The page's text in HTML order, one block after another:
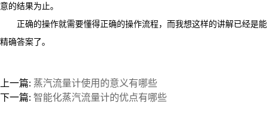
意的结果为止。
正确的操作就需要懂得正确的操作流程，而我想这样的讲解已经是能
精确答案了。
上一篇: 蒸汽流量计使用的意义有哪些
下一篇: 智能化蒸汽流量计的优点有哪些